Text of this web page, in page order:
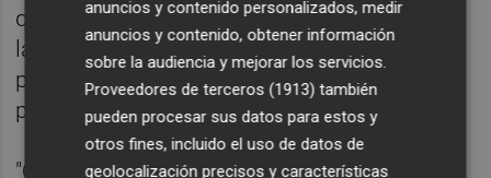
que el club ya se ha puesto en contacto con
la federación de peñas para comenzar a
perfilar la campaña de abonos para la
próxima temporada.
"Queremos que nadie se pueda quedar sin ir
anuncios y contenido personalizados, medir
anuncios y contenido, obtener información
sobre la audiencia y mejorar los servicios.
Proveedores de terceros (1913) también
pueden procesar sus datos para estos y
otros fines, incluido el uso de datos de
geolocalización precisos y características